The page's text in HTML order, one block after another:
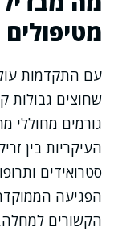
עם התקדמות
שחוצים גבולות
גורמים מחוללי
העיקריות בין
סטרואידים
הפגיעה
הקשורים